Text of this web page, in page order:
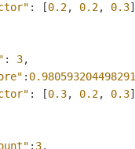
: [0.2, 0.2, 0.3]
: 3,
: 0.980593204498291
: [0.3, 0.2, 0.3]
: 3,